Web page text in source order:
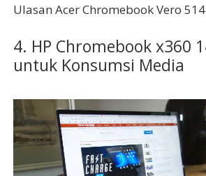
Ulasan Acer Chromebook Vero 514
4. HP Chromebook x360
untuk Konsumsi Media